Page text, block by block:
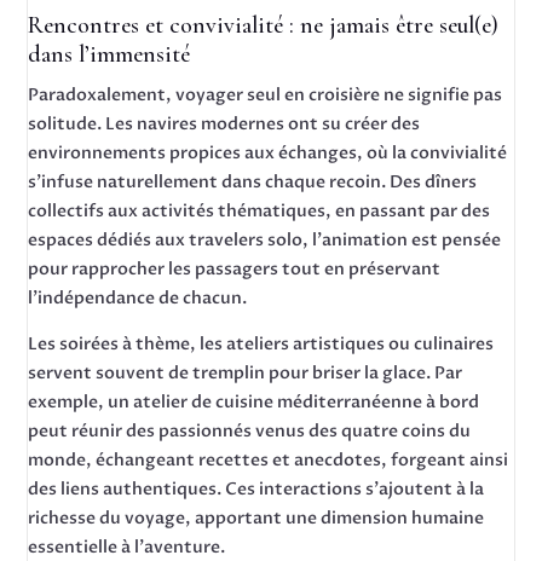
Rencontres et convivialité : ne jamais être seul(e)
dans l’immensité
Paradoxalement, voyager seul en croisière ne signifie pas
solitude. Les navires modernes ont su créer des
environnements propices aux échanges, où la convivialité
s’infuse naturellement dans chaque recoin. Des dîners
collectifs aux activités thématiques, en passant par des
espaces dédiés aux travelers solo, l’animation est pensée
pour rapprocher les passagers tout en préservant
l’indépendance de chacun.
Les soirées à thème, les ateliers artistiques ou culinaires
servent souvent de tremplin pour briser la glace. Par
exemple, un atelier de cuisine méditerranéenne à bord
peut réunir des passionnés venus des quatre coins du
monde, échangeant recettes et anecdotes, forgeant ainsi
des liens authentiques. Ces interactions s’ajoutent à la
richesse du voyage, apportant une dimension humaine
essentielle à l’aventure.